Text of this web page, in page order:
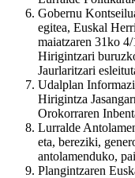
Gobernu
egitea, Euskal
maiatzaren 31ko
Hirigintzari
Jaurlaritzari
Udalplan
Hirigintza
Orokorraren
Lurralde
eta, bereziki,
antolamenduko,
Plangintzaren